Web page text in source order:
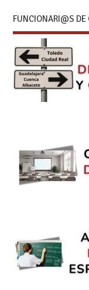
FUNCIONARI@S DE